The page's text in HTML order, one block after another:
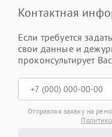
Контактная
Если требуется
свои данные и
проконсультирует
Отправляя заявку на